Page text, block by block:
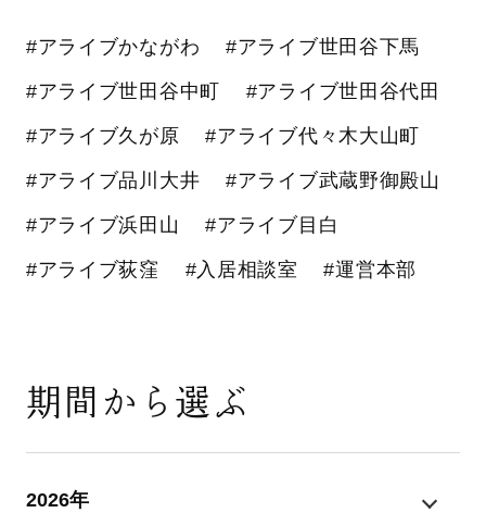
#アライブかながわ #アライブ世田谷下馬
#アライブ世田谷中町 #アライブ世田谷代田
#アライブ久が原 #アライブ代々木大山町
#アライブ品川大井 #アライブ武蔵野御殿山
#アライブ浜田山 #アライブ目白
#アライブ荻窪 #入居相談室 #運営本部
期間から選ぶ
2026年